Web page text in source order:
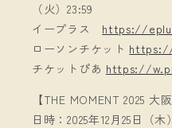
（火）23:59
イープラス https://
ローソンチケット
チケットぴあ https://
【THE MOMENT 2025 大阪
日時：2025年12月25日（木）